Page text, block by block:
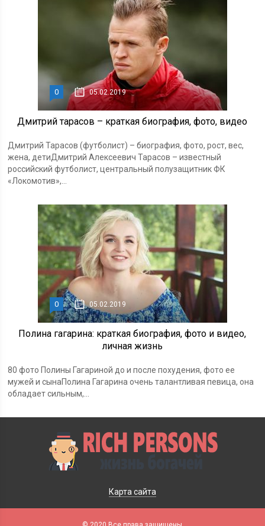
0 05.02.2019
Дмитрий тарасов – краткая биография, фото, видео
Дмитрий Тарасов (футболист) – биография, фото, рост, вес,
жена, детиДмитрий Алексеевич Тарасов – известный
российский футболист, центральный полузащитник ФК
«Локомотив»,...
0 05.02.2019
Полина гагарина: краткая биография, фото и видео,
личная жизнь
80 фото Полины Гагариной до и после похудения, фото ее
мужей и сынаПолина Гагарина очень талантливая певица, она
обладает сильным,...
Карта сайта